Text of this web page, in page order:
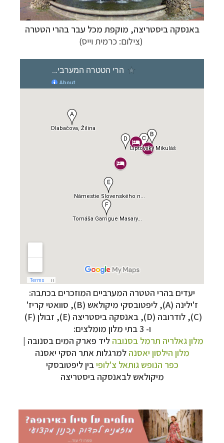
באנסקה ביסטריצה, מוקפת מכל עבר בהרי הטטרה
(צילום: כרמית וייס)
יעדים בהרי הטטרה המערביים המוזכרים בכתבה:
ז'ילינה (A), ליפטובסקי מיקולאש (B), סוואטי קריז'
(
C
),לודרובה (D), באנסקה ביסטריצה (E), זבולן (F
)
ו- 3 בתי מלון מומלצים:
מלון גאלריה תרמל בסנובה ליד פארק המים בסנובה |
מלון הילסון יאסנה למרגלות אתר הסקי יאסנה
כפר הנופש גותאל צ'לופיבין ליפטובסקי
מיקולאש לבאנסקה ביסטריצה
קרוזים והפלגות נופשלחצו לרשימת היעדים »
תכנון טיולים למדינות אירופהלחצו לרשימת היעדים
תכנוןטיולים לאמריקה הצפונית לחצו לרשימת
היעדים »